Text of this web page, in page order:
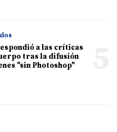
a las críticas
tras la difusión
"sin Photoshop"